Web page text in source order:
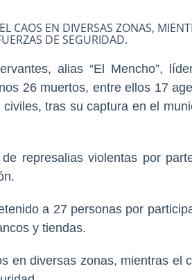
CAOS EN DIVERSAS ZONAS,
DE SEGURIDAD.
alias “El Mencho”,
26 muertos, entre ellos 17
tras su captura en el
represalias violentas por
a 27 personas por
y tiendas.
en diversas zonas, mientras el